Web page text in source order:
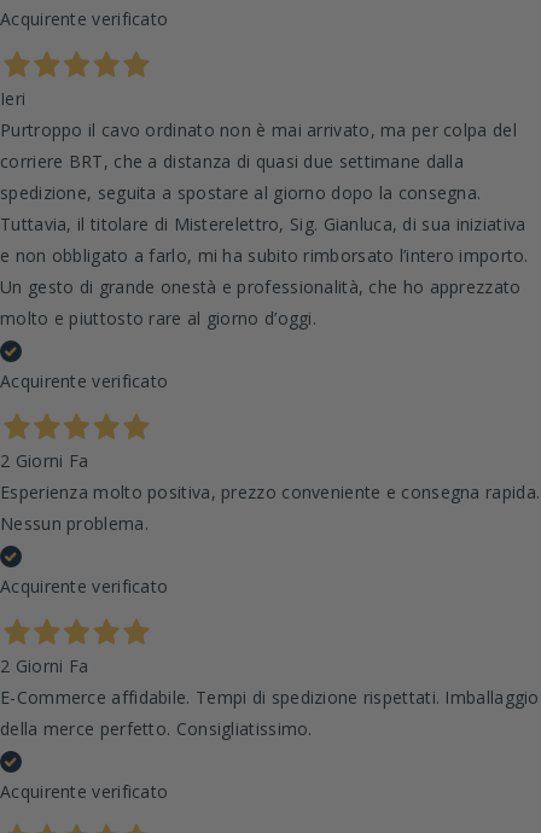
Acquirente verificato
Ieri
Purtroppo il cavo ordinato non è mai arrivato, ma per colpa del
corriere BRT, che a distanza di quasi due settimane dalla
spedizione, seguita a spostare al giorno dopo la consegna.
Tuttavia, il titolare di Misterelettro, Sig. Gianluca, di sua iniziativa
e non obbligato a farlo, mi ha subito rimborsato l’intero importo.
Un gesto di grande onestà e professionalità, che ho apprezzato
molto e piuttosto rare al giorno d’oggi.
Acquirente verificato
2 Giorni Fa
Esperienza molto positiva, prezzo conveniente e consegna rapida.
Nessun problema.
Acquirente verificato
2 Giorni Fa
E-Commerce affidabile. Tempi di spedizione rispettati. Imballaggio
della merce perfetto. Consigliatissimo.
Acquirente verificato